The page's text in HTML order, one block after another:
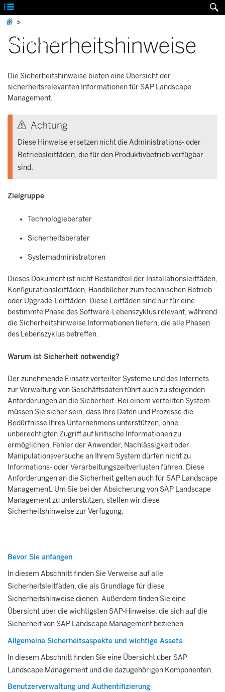


SAP Landscape Management 3.0, Enterprise-Edition,
Sicherheitshinweise
 >
Sicherheitshinweise
Die Sicherheitshinweise bieten eine Übersicht der
sicherheitsrelevanten Informationen für SAP Landscape
Management.
Achtung
Diese Hinweise ersetzen nicht die Administrations- oder
Betriebsleitfäden, die für den Produktivbetrieb verfügbar
sind.
Zielgruppe
Technologieberater
Sicherheitsberater
Systemadministratoren
Dieses Dokument ist nicht Bestandteil der Installationsleitfäden,
Konfigurationsleitfäden, Handbücher zum technischen Betrieb
oder Upgrade-Leitfäden. Diese Leitfäden sind nur für eine
bestimmte Phase des Software-Lebenszyklus relevant, während
die Sicherheitshinweise Informationen liefern, die alle Phasen
des Lebenszyklus betreffen.
Warum ist Sicherheit notwendig?
Der zunehmende Einsatz verteilter Systeme und des Internets
zur Verwaltung von Geschäftsdaten führt auch zu steigenden
Anforderungen an die Sicherheit. Bei einem verteilten System
müssen Sie sicher sein, dass Ihre Daten und Prozesse die
Bedürfnisse Ihres Unternehmens unterstützen, ohne
unberechtigten Zugriff auf kritische Informationen zu
ermöglichen. Fehler der Anwender, Nachlässigkeit oder
Manipulationsversuche an Ihrem System dürfen nicht zu
Informations- oder Verarbeitungszeitverlusten führen. Diese
Anforderungen an die Sicherheit gelten auch für SAP Landscape
Management. Um Sie bei der Absicherung von SAP Landscape
Managementzu unterstützen, stellen wir diese
Sicherheitshinweise zur Verfügung.
Bevor Sie anfangen
In diesem Abschnitt finden Sie Verweise auf alle
Sicherheitsleitfäden, die als Grundlage für diese
Sicherheitshinweise dienen. Außerdem finden Sie eine
Übersicht über die wichtigsten SAP-Hinweise, die sich auf die
Sicherheit von SAP Landscape Management beziehen.
Allgemeine Sicherheitsaspekte und wichtige Assets
In diesem Abschnitt finden Sie eine Übersicht über SAP
Landscape Management und die dazugehörigen Komponenten.
Benutzerverwaltung und Authentifizierung